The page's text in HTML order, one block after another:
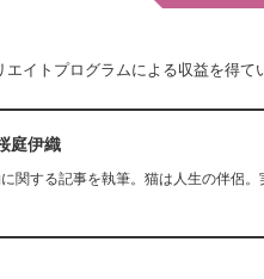
イトプログラムによる収益を得て
庭伊織
関する記事を執筆。猫は人生の伴侶